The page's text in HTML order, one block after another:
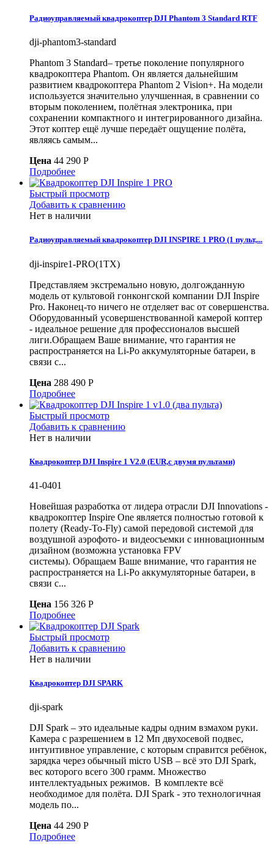
Радиоуправляемый квадрокоптер DJI Phantom 3 Standard RTF
dji-phantom3-standard
Phantom 3 Standard– третье поколение популярного
квадрокоптера Phantom. Он является дальнейшим
развитием квадрокоптера Phantom 2 Vision+. На модели
используется значительно улучшенная, в сравнении со
вторым поколением, полётная электроника, при
сохранении компактного и интегрированного дизайна.
Этот коптер ещё лучше передаёт ощущение полёта,
являясь самым...
Цена 44 290 P
Подробнее
Быстрый просмотр
Добавить к сравнению
Нет в наличии
Радиоуправляемый квадрокоптер DJI INSPIRE 1 PRO (1 пульт,...
dji-inspire1-PRO(1TX)
Представляем экстремально новую, долгожданную
модель от культовой гонконгской компании DJI Inspire
Pro. Наконец-то ничего не отделяет вас от совершенства.
Оборудованный усовершенствованной камерой коптер
- идеальное решение для профессионалов высшей
лиги.Обращаем Ваше внимание, что гарантия не
распространяется на Li-Po аккумуляторные батареи, в
связи с...
Цена 288 490 P
Подробнее
Быстрый просмотр
Добавить к сравнению
Нет в наличии
Квадрокоптер DJI Inspire 1 V2.0 (EUR,с двумя пультами)
41-0401
Новейшая разработка от лидера отрасли DJI Innovations -
квадрокоптер Inspire One является полностью готовой к
полету (Ready-To-Fly) самой передовой системой для
воздушной аэрофото- и видеосъемки с инновационным
дизайном (возможна установка FPV
системы). Обращаем Ваше внимание, что гарантия не
распространяется на Li-Po аккумуляторные батареи, в
связи с...
Цена 156 326 P
Подробнее
Быстрый просмотр
Добавить к сравнению
Нет в наличии
Квадрокоптер DJI SPARK
dji-spark
DJI Spark – это идеальные кадры одним взмахом руки.
Камера с разрешением в 12 Мп двухосевой подвес,
интуитивное управление, с которым справится ребёнок,
зарядка через обычный micro USB – всё это DJI Spark,
вес которого всего 300 грамм. Множество
интеллектуадьных режимов. В комплекте всё
необходимое для полёта. DJI Spark - это технологичная
модель по...
Цена 44 290 P
Подробнее